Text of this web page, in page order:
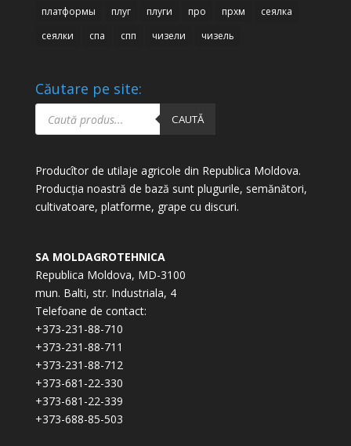
платформы
плуг плуги про прхм
сеялка
сеялки
спа спп чизели чизель
Căutare pe site:
Products
search CAUTĂ
Producîtor de utilaje agricole din Republica Moldova.
Producția noastră de bază sunt plugurile, semănători,
cultivatoare, platforme, grape cu discuri.
SA MOLDAGROTEHNICA
Republica Moldova, MD-3100
mun. Balti, str. Industriala, 4
Telefoane de contact:
+373-231-88-710
+373-231-88-711
+373-231-88-712
+373-681-22-330
+373-681-22-339
+373-688-85-503